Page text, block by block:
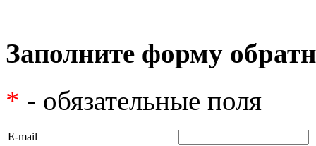
Заполните форму
* - обязательные поля
E-mail